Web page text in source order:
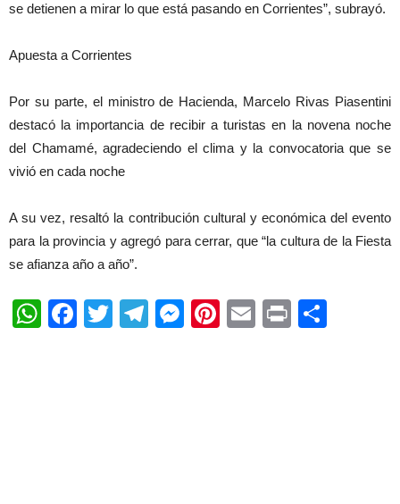
se detienen a mirar lo que está pasando en Corrientes”, subrayó.
Apuesta a Corrientes
Por su parte, el ministro de Hacienda, Marcelo Rivas Piasentini
destacó la importancia de recibir a turistas en la novena noche
del Chamamé, agradeciendo el clima y la convocatoria que se
vivió en cada noche
A su vez, resaltó la contribución cultural y económica del evento
para la provincia y agregó para cerrar, que “la cultura de la Fiesta
se afianza año a año”.
WhatsApp
Facebook
TwitterTelegram
Messenger
Pinterest
EmailPrint